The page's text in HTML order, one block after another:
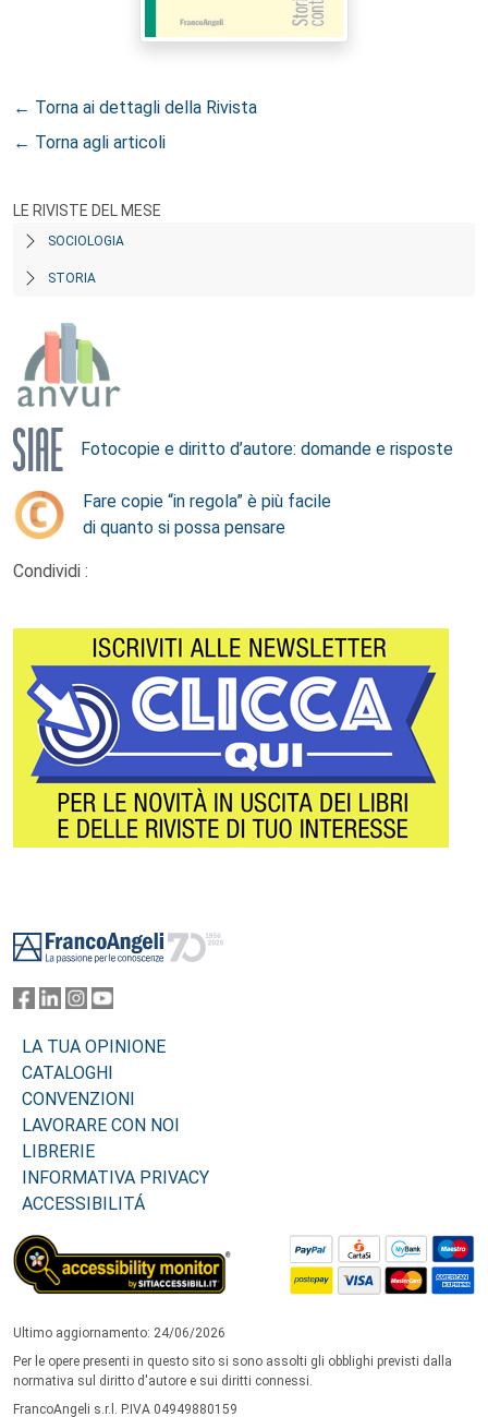
← Torna ai dettagli della Rivista
← Torna agli articoli
LE RIVISTE DEL MESE
SOCIOLOGIA
STORIA
Fotocopie e diritto d’autore: domande e risposte
Fare copie “in regola” è più facile
di quanto si possa pensare
Condividi :
LA TUA OPINIONE
CATALOGHI
CONVENZIONI
LAVORARE CON NOI
LIBRERIE
INFORMATIVA PRIVACY
ACCESSIBILITÁ
Ultimo aggiornamento: 24/06/2026
Per le opere presenti in questo sito si sono assolti gli obblighi previsti dalla
normativa sul diritto d'autore e sui diritti connessi.
FrancoAngeli s.r.l. P.IVA 04949880159